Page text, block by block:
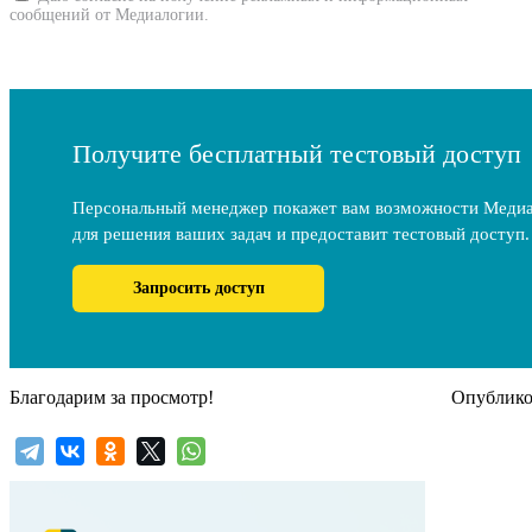
сообщений от Медиалогии.
Получите бесплатный тестовый доступ
Персональный менеджер покажет вам возможности
для решения ваших задач и предоставит тестовый доступ.
Запросить доступ
Благодарим за просмотр!